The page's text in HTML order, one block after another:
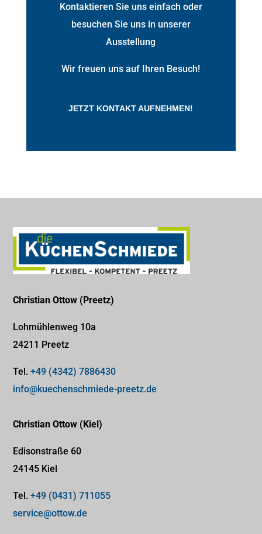
Kontaktieren Sie uns einfach oder
besuchen Sie uns in unserer
Ausstellung
Wir freuen uns auf Ihren Besuch!
JETZT KONTAKT AUFNEHMEN!
Christian Ottow (Preetz)
Lohmühlenweg 10a
24211 Preetz
Tel.+49 (4342) 7886430
info@kuechenschmiede-preetz.de
Christian Ottow (Kiel)
Edisonstraße 60
24145 Kiel
Tel. +49 (0431) 711055
service@ottow.de